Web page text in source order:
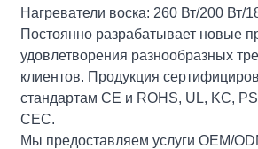
Нагреватели воска: 260 Вт/200 Вт/
Постоянно разрабатывает новые
удовлетворения разнообразных
клиентов. Продукция
стандартам CE и ROHS, UL, KC,
CEC.
Мы предоставляем услуги OEM/